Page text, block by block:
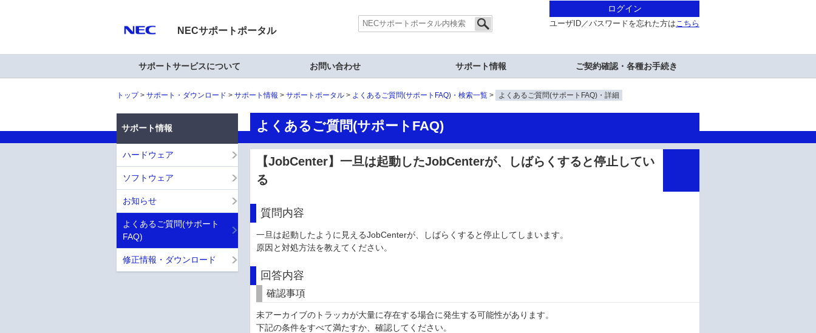
NECサポートポータル
ログイン
ユーザID／パスワードを忘れた方はこちら
サポートサービスについて お問い合わせ サポート情報 ご契約確認・各種お手続き
トップ サポート・ダウンロード サポート情報 サポートポータル よくあるご質問(サポートFAQ)・検索一覧 よくあるご質問(サポートFAQ)・詳細
よくあるご質問(サポートFAQ)
【JobCenter】一旦は起動したJobCenterが、しばらくすると停止してい
る
質問内容
一旦は起動したように見えるJobCenterが、しばらくすると停止してしまいます。
原因と対処方法を教えてください。
回答内容
確認事項
未アーカイブのトラッカが大量に存在する場合に発生する可能性があります。
下記の条件をすべて満たすか、確認してください。
サポート情報
ハードウェア
ソフトウェア
お知らせ
よくあるご質問(サポート
FAQ)
修正情報・ダウンロード